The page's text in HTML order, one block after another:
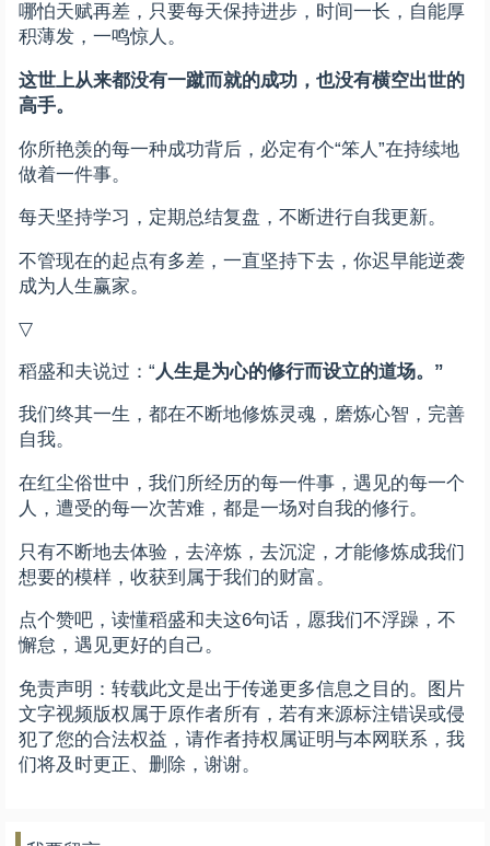
哪怕天赋再差，只要每天保持进步，时间一长，自能厚
积薄发，一鸣惊人。
这世上从来都没有一蹴而就的成功，也没有横空出世的
高手。
你所艳羡的每一种成功背后，必定有个“笨人”在持续地
做着一件事。
每天坚持学习，定期总结复盘，不断进行自我更新。
不管现在的起点有多差，一直坚持下去，你迟早能逆袭
成为人生赢家。
▽
稻盛和夫说过：“ 人生是为心的修行而设立的道场。”
我们终其一生，都在不断地修炼灵魂，磨炼心智，完善
自我。
在红尘俗世中，我们所经历的每一件事，遇见的每一个
人，遭受的每一次苦难，都是一场对自我的修行。
只有不断地去体验，去淬炼，去沉淀，才能修炼成我们
想要的模样，收获到属于我们的财富。
点个赞吧，读懂稻盛和夫这6句话，愿我们不浮躁，不
懈怠，遇见更好的自己。
免责声明：转载此文是出于传递更多信息之目的。图片
文字视频版权属于原作者所有，若有来源标注错误或侵
犯了您的合法权益，请作者持权属证明与本网联系，我
们将及时更正、删除，谢谢。